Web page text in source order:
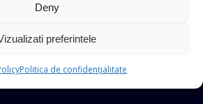
Deny
preferintele
Politica de confidențialitate